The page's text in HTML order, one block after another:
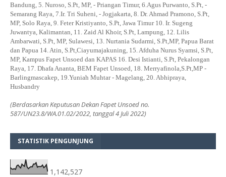
Bandung, 5. Nuroso, S.Pt, MP, - Priangan Timur, 6.Agus Purwanto, S.Pt, -
Semarang Raya, 7.Ir. Tri Suheni, - Jogjakarta, 8. Dr. Ahmad Pramono, S.Pt,
MP, Solo Raya, 9. Feter Kristiyanto, S.Pt, Jawa Timur 10. Ir. Sugeng
Juwantya, Kalimantan, 11. Zaid Al Khoir, S.Pt, Lampung, 12. Lilis
Ambarwati, S.Pt, MP, Sulawesi, 13. Nurtania Sudarmi, S.Pt,MP, Papua Barat
dan Papua 14. Atin, S.Pt,Ciayumajakuning, 15. Afduha Nurus Syamsi, S.Pt,
MP, Kampus Fapet Unsoed dan KAPAS 16. Desi Istianti, S.Pt, Pekalongan
Raya, 17. Dhafa Ananta, BEM Fapet Unsoed, 18. Merryafinola,S.Pt,MP -
Barlingmascakep, 19.Yuniah Muhtar - Magelang, 20. Abhipraya,
Husbandry
(Berdasarkan Keputusan Dekan Fapet Unsoed no.
587/UN23.8/WA.01.02/2022, tanggal 4 Juli 2022)
STATISTIK PENGUNJUNG
1,142,527